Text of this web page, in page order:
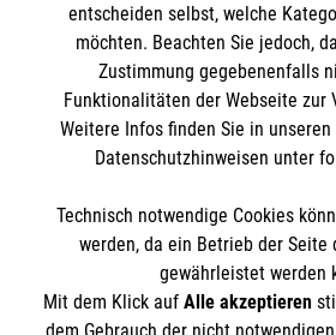
Newsletter
Cookies verwalten|AGB|
Barrierefreiheit |Kontakt|
entscheiden selbst, welche
möchten. Beachten Sie jedoch,
Zustimmung gegebenenfalls
Funktionalitäten der Webseite zur
Weitere Infos finden Sie in
Datenschutzhinweisen unter
Technisch notwendige Cookies
werden, da ein Betrieb der Seite
gewährleistet werden
Mit dem Klick auf Alle akzeptieren